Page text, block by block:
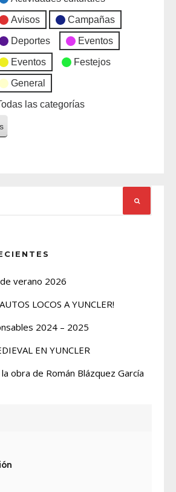
Avisos Campañas
Deportes Eventos
Eventos Festejos
General
las categorías
verano 2026
LOCOS A YUNCLER!
2024 – 2025
EN YUNCLER
obra de Román Blázquez García